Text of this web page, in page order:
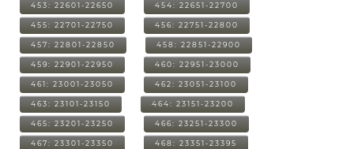
453: 22601-22650 454: 22651-22700
455: 22701-22750 456: 22751-22800
457: 22801-22850 458: 22851-22900
459: 22901-22950 460: 22951-23000
461: 23001-23050 462: 23051-23100
463: 23101-23150 464: 23151-23200
465: 23201-23250 466: 23251-23300
467: 23301-23350 468: 23351-23395